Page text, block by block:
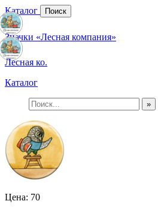
Каталог Поиск
Значки «Лесная компания»
Лесная ко.
Каталог
»
Цена: 70